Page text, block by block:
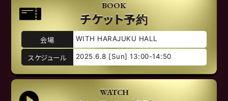
BOOK
チケット予約
会場 WITH HARAJUKU HALL
スケジュール 2025.6.8 [Sun] 13:00-14:50
WATCH